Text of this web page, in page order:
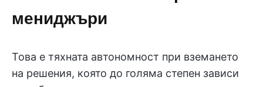
мениджъри
Това е тяхната автономност при вземането
на решения, която до голяма степен зависи